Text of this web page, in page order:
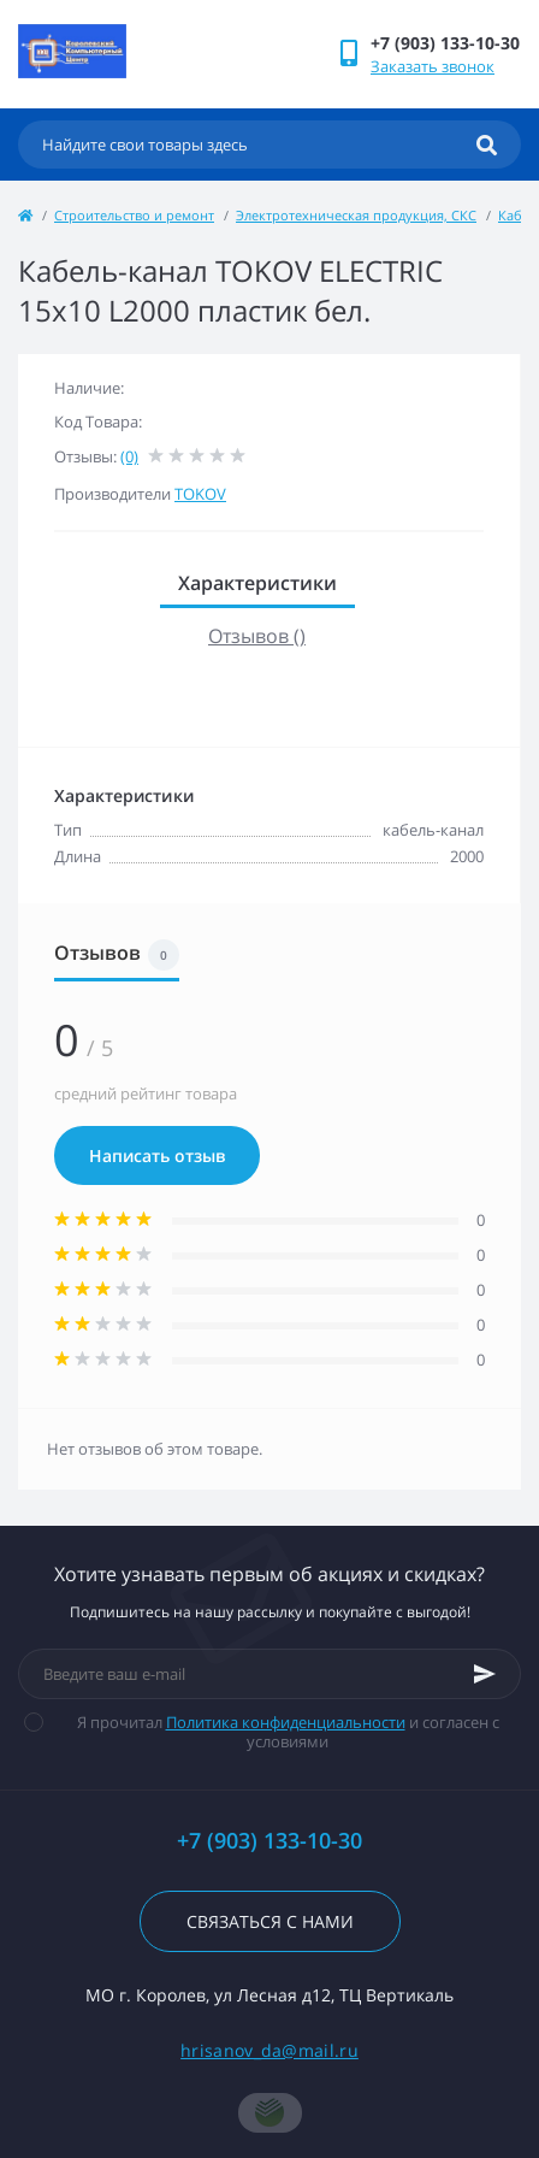
+7 (903) 133-10-30
Заказать звонок
Строительство и ремонт Электротехническая продукция, СКС
Кабель-канал TOKOV ELECTRIC
15х10 L2000 пластик бел.
Наличие:
Код Товара:
Отзывы:(0)
Производители TOKOV
Характеристики
Отзывов ()
Характеристики
Тип
кабель-канал
Длина
2000
Отзывов 0
0 / 5
средний рейтинг товара
Написать отзыв
0
0
0
0
0
Нет отзывов об этом товаре.
Хотите узнавать первым об акциях и скидках?
Подпишитесь на нашу рассылку и покупайте с выгодой!
Я прочитал Политика конфиденциальности и согласен с
условиями
+7 (903) 133-10-30
СВЯЗАТЬСЯ С НАМИ
МО г. Королев, ул Лесная д12, ТЦ Вертикаль
hrisanov_da@mail.ru